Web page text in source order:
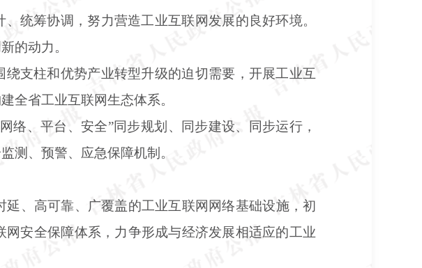
统筹协调，努力营造工业互联网发展的良好环境。
的动力。
支柱和优势产业转型升级的迫切需要，开展工业互
全省工业互联网生态体系。
、平台、安全”同步规划、同步建设、同步运行，
测、预警、应急保障机制。
延、高可靠、广覆盖的工业互联网网络基础设施，初
安全保障体系，力争形成与经济发展相适应的工业